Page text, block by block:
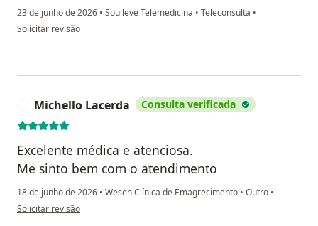
23 de junho de 2026 • Soulleve Telemedicina • Teleconsulta •
na opinião do utilizador Márcia
Solicitar revisão
Michello Lacerda Consulta verificada
Excelente médica e atenciosa.
Me sinto bem com o atendimento
18 de junho de 2026 • Wesen Clínica de Emagrecimento • Outro •
na opinião do utilizador Michello Lacerda
Solicitar revisão